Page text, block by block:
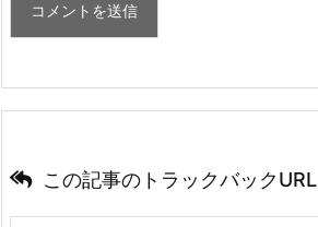
この記事のトラックバックURL